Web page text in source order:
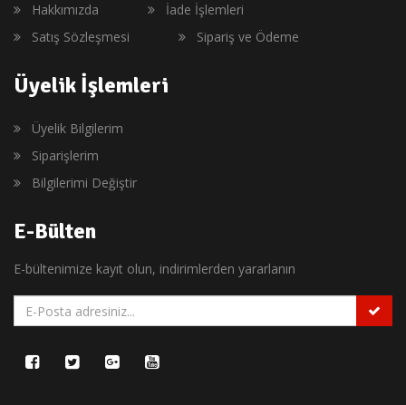
Hakkımızda
İade İşlemleri
Satış Sözleşmesi
Sipariş ve Ödeme
Üyelik İşlemleri
Üyelik Bilgilerim
Siparişlerim
Bilgilerimi Değiştir
E-Bülten
E-bültenimize kayıt olun, indirimlerden yararlanın